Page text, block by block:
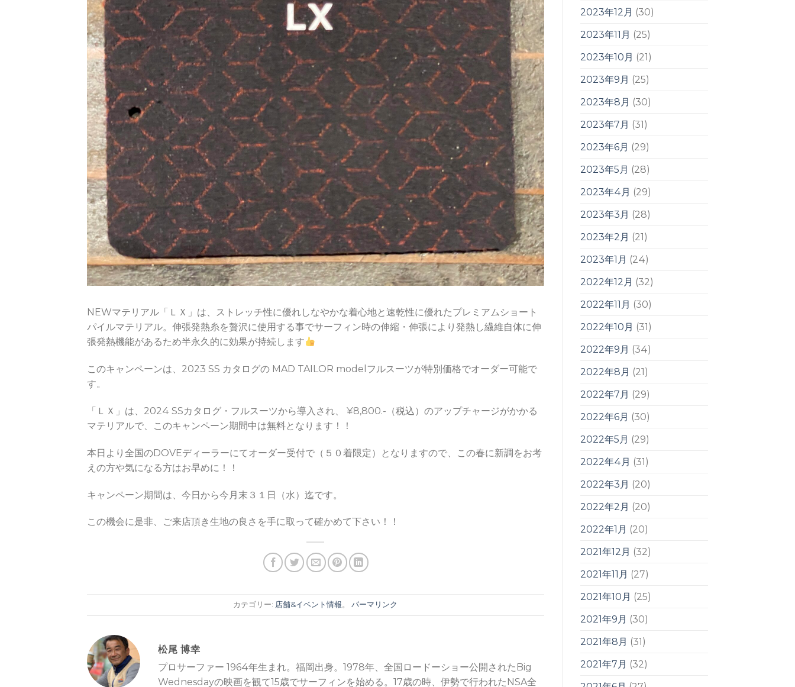
NEWマテリアル「ＬＸ」は、ストレッチ性に優れしなやかな着心地と速乾性に優れたプレミアムショート
パイルマテリアル。伸張発熱糸を贅沢に使用する事でサーフィン時の伸縮・伸張により発熱し繊維自体に伸
張発熱機能があるため半永久的に効果が持続します
このキャンペーンは、2023 SS カタログの MAD TAILOR modelフルスーツが特別価格でオーダー可能で
す。
「ＬＸ」は、2024 SSカタログ・フルスーツから導入され、 ¥8,800.-（税込）のアップチャージがかかる
マテリアルで、このキャンペーン期間中は無料となります！！
本日より全国のDOVEディーラーにてオーダー受付で（５０着限定）となりますので、この春に新調をお考
えの方や気になる方はお早めに！！
キャンペーン期間は、今日から今月末３１日（水）迄です。
この機会に是非、ご来店頂き生地の良さを手に取って確かめて下さい！！
カテゴリー: 店舗&イベント情報 。パーマリンク
松尾 博幸
プロサーファー 1964年生まれ。福岡出身。1978年、全国ロードーショー公開されたBig
Wednesdayの映画を観て15歳でサーフィンを始める。17歳の時、伊勢で行われたNSA全
2023年12月 (30)
2023年11月 (25)
2023年10月 (21)
2023年9月 (25)
2023年8月 (30)
2023年7月 (31)
2023年6月 (29)
2023年5月 (28)
2023年4月 (29)
2023年3月 (28)
2023年2月 (21)
2023年1月 (24)
2022年12月 (32)
2022年11月 (30)
2022年10月 (31)
2022年9月 (34)
2022年8月 (21)
2022年7月 (29)
2022年6月 (30)
2022年5月 (29)
2022年4月 (31)
2022年3月 (20)
2022年2月 (20)
2022年1月 (20)
2021年12月 (32)
2021年11月 (27)
2021年10月 (25)
2021年9月 (30)
2021年8月 (31)
2021年7月 (32)